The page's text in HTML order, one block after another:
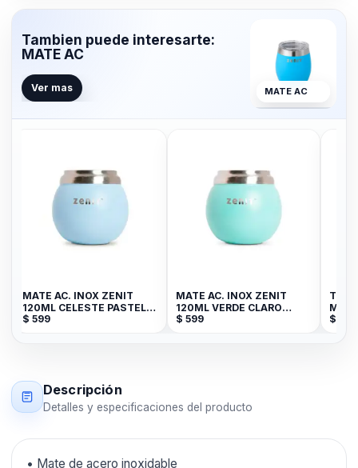
Tambien puede interesarte:
MATE AC
Ver mas MATE AC
MATE AC. INOX ZENIT
120ML CELESTE PASTEL
ZVB028C
$ 599
MATE AC. INOX ZENIT
120ML VERDE CLARO
ZVB028VC
$ 599 $
Descripción
Detalles y especificaciones del producto
• Mate de acero inoxidable